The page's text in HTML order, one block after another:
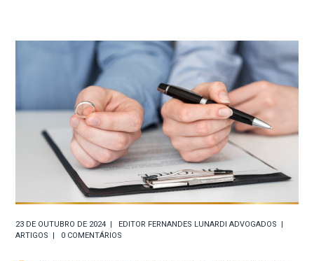
23 DE OUTUBRO DE 2024 EDITOR FERNANDES LUNARDI ADVOGADOS
ARTIGOS
0 COMENTÁRIOS